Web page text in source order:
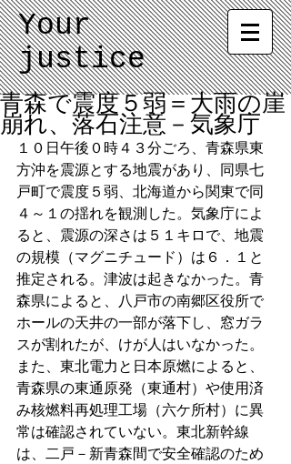
Your
justice
青森で震度５弱＝大雨の崖
崩れ、落石注意－気象庁
１０日午後０時４３分ごろ、青森県東
方沖を震源とする地震があり、同県七
戸町で震度５弱、北海道から関東で同
４～１の揺れを観測した。気象庁によ
ると、震源の深さは５１キロで、地震
の規模（マグニチュード）は６．１と
推定される。津波は起きなかった。青
森県によると、八戸市の南郷区役所で
ホールの天井の一部が落下し、窓ガラ
スが割れたが、けが人はいなかった。
また、東北電力と日本原燃によると、
青森県の東通原発（東通村）や使用済
み核燃料再処理工場（六ケ所村）に異
常は確認されていない。東北新幹線
は、二戸－新青森間で安全確認のため